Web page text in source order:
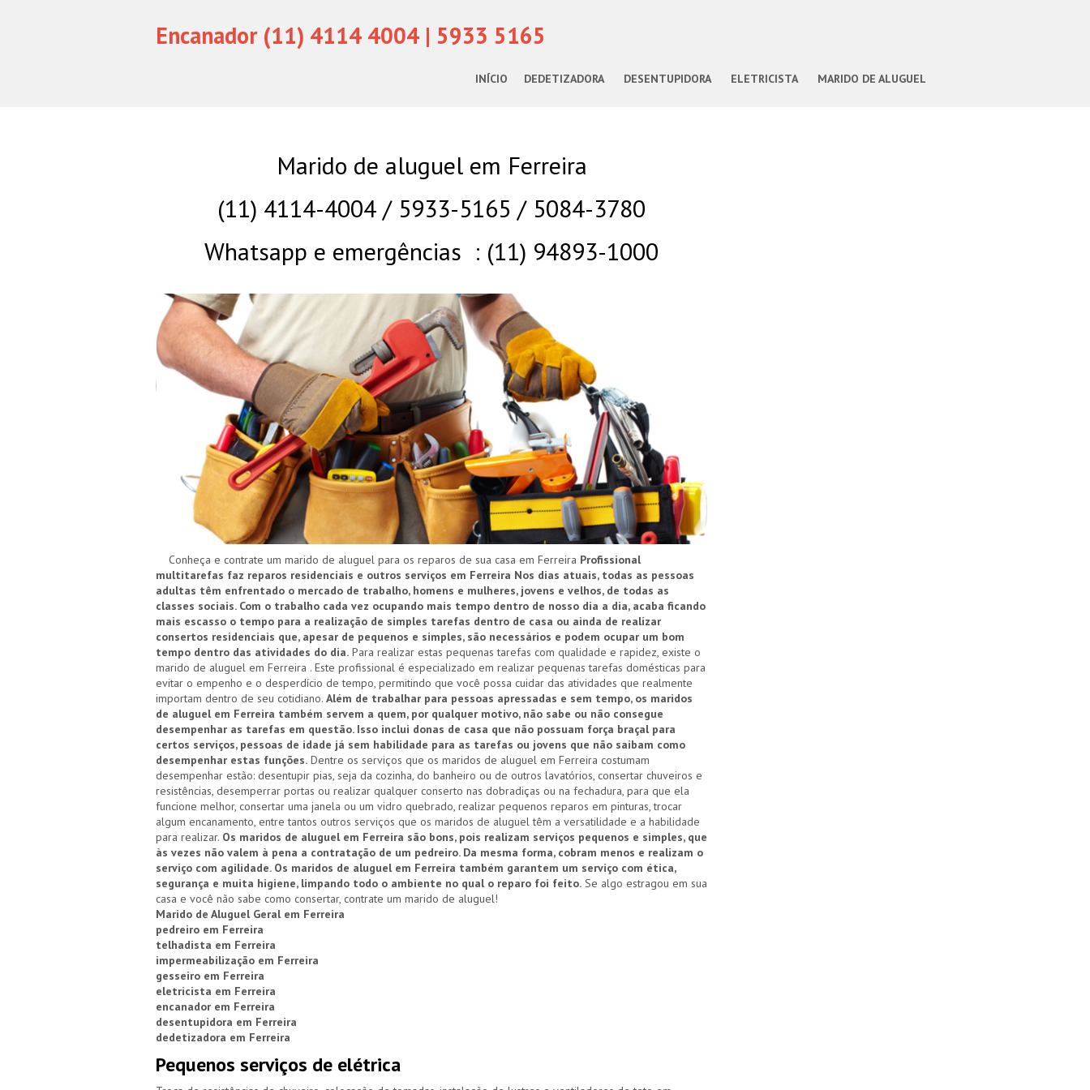
Encanador (11) 4114 4004 | 5933 5165
INÍCIO DEDETIZADORA DESENTUPIDORA ELETRICISTA MARIDO DE ALUGUEL
Marido de aluguel em Ferreira
(11) 4114-4004 / 5933-5165 / 5084-3780
Whatsapp e emergências : (11) 94893-1000
Conheça e contrate um marido de aluguel para os reparos de sua casa em Ferreira Profissional
multitarefas faz reparos residenciais e outros serviços em Ferreira Nos dias atuais, todas as pessoas
adultas têm enfrentado o mercado de trabalho, homens e mulheres, jovens e velhos, de todas as
classes sociais. Com o trabalho cada vez ocupando mais tempo dentro de nosso dia a dia, acaba ficando
mais escasso o tempo para a realização de simples tarefas dentro de casa ou ainda de realizar
consertos residenciais que, apesar de pequenos e simples, são necessários e podem ocupar um bom
tempo dentro das atividades do dia. Para realizar estas pequenas tarefas com qualidade e rapidez, existe o
marido de aluguel em Ferreira . Este profissional é especializado em realizar pequenas tarefas domésticas para
evitar o empenho e o desperdício de tempo, permitindo que você possa cuidar das atividades que realmente
importam dentro de seu cotidiano. Além de trabalhar para pessoas apressadas e sem tempo, os maridos
de aluguel em Ferreira também servem a quem, por qualquer motivo, não sabe ou não consegue
desempenhar as tarefas em questão. Isso inclui donas de casa que não possuam força braçal para
certos serviços, pessoas de idade já sem habilidade para as tarefas ou jovens que não saibam como
desempenhar estas funções. Dentre os serviços que os maridos de aluguel em Ferreira costumam
desempenhar estão: desentupir pias, seja da cozinha, do banheiro ou de outros lavatórios, consertar chuveiros e
resistências, desemperrar portas ou realizar qualquer conserto nas dobradiças ou na fechadura, para que ela
funcione melhor, consertar uma janela ou um vidro quebrado, realizar pequenos reparos em pinturas, trocar
algum encanamento, entre tantos outros serviços que os maridos de aluguel têm a versatilidade e a habilidade
para realizar. Os maridos de aluguel em Ferreira são bons, pois realizam serviços pequenos e simples, que
às vezes não valem à pena a contratação de um pedreiro. Da mesma forma, cobram menos e realizam o
serviço com agilidade. Os maridos de aluguel em Ferreira também garantem um serviço com ética,
segurança e muita higiene, limpando todo o ambiente no qual o reparo foi feito. Se algo estragou em sua
casa e você não sabe como consertar, contrate um marido de aluguel!
Marido de Aluguel Geral em Ferreira
pedreiro em Ferreira
telhadista em Ferreira
impermeabilização em Ferreira
gesseiro em Ferreira
eletricista em Ferreira
encanador em Ferreira
desentupidora em Ferreira
dedetizadora em Ferreira
Pequenos serviços de elétrica